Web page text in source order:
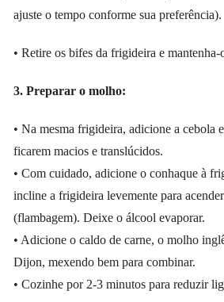
ajuste o tempo conforme sua preferência).
• Retire os bifes da frigideira e mantenha-
3. Preparar o molho:
• Na mesma frigideira, adicione a cebola
ficarem macios e translúcidos.
• Com cuidado, adicione o conhaque à
incline a frigideira levemente para
(flambagem). Deixe o álcool evaporar.
• Adicione o caldo de carne, o molho
Dijon, mexendo bem para combinar.
• Cozinhe por 2-3 minutos para reduzir